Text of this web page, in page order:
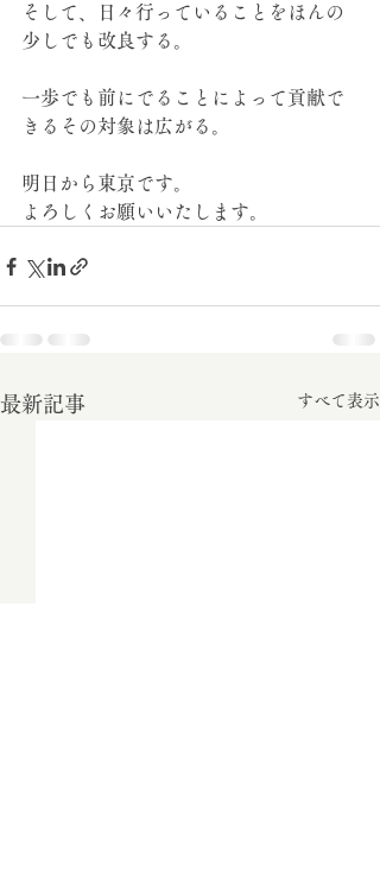
そして、日々行っていることをほんの
少しでも改良する。
一歩でも前にでることによって貢献で
きるその対象は広がる。
明日から東京です。
よろしくお願いいたします。
最新記事 すべて表示